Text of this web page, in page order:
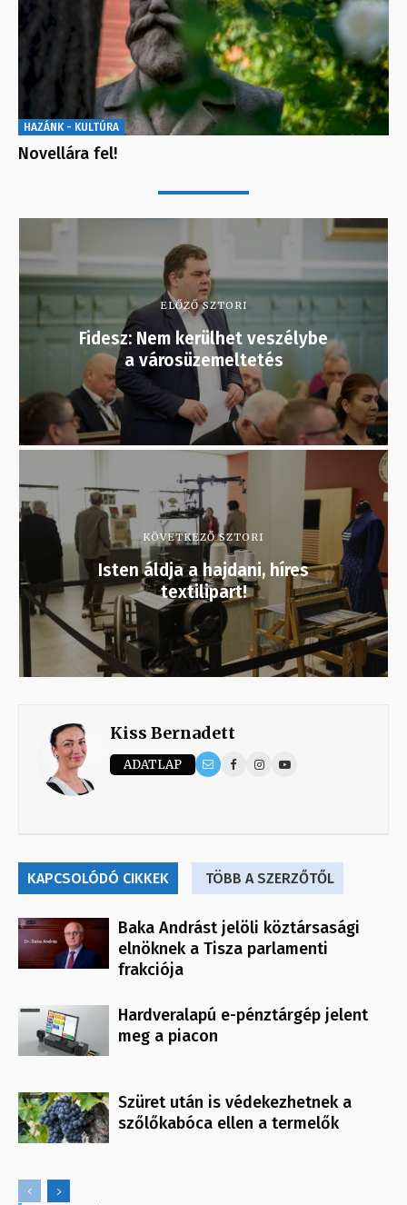
HAZÁNK - KULTÚRA
Novellára fel!
ELŐZŐ SZTORI
Fidesz: Nem kerülhet veszélybe
a városüzemeltetés
KÖVETKEZŐ SZTORI
Isten áldja a hajdani, híres
textilipart!
Kiss Bernadett
ADATLAP
KAPCSOLÓDÓ CIKKEK TÖBB A SZERZŐTŐL
Baka Andrást jelöli köztársasági
elnöknek a Tisza parlamenti
frakciója
Hardveralapú e-pénztárgép jelent
meg a piacon
Szüret után is védekezhetnek a
szőlőkabóca ellen a termelők